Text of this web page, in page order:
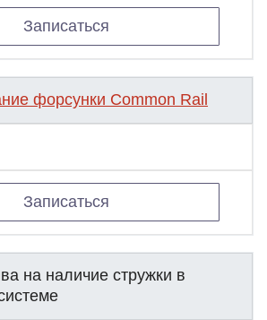
Записаться
форсунки Common Rail
Записаться
на наличие стружки в